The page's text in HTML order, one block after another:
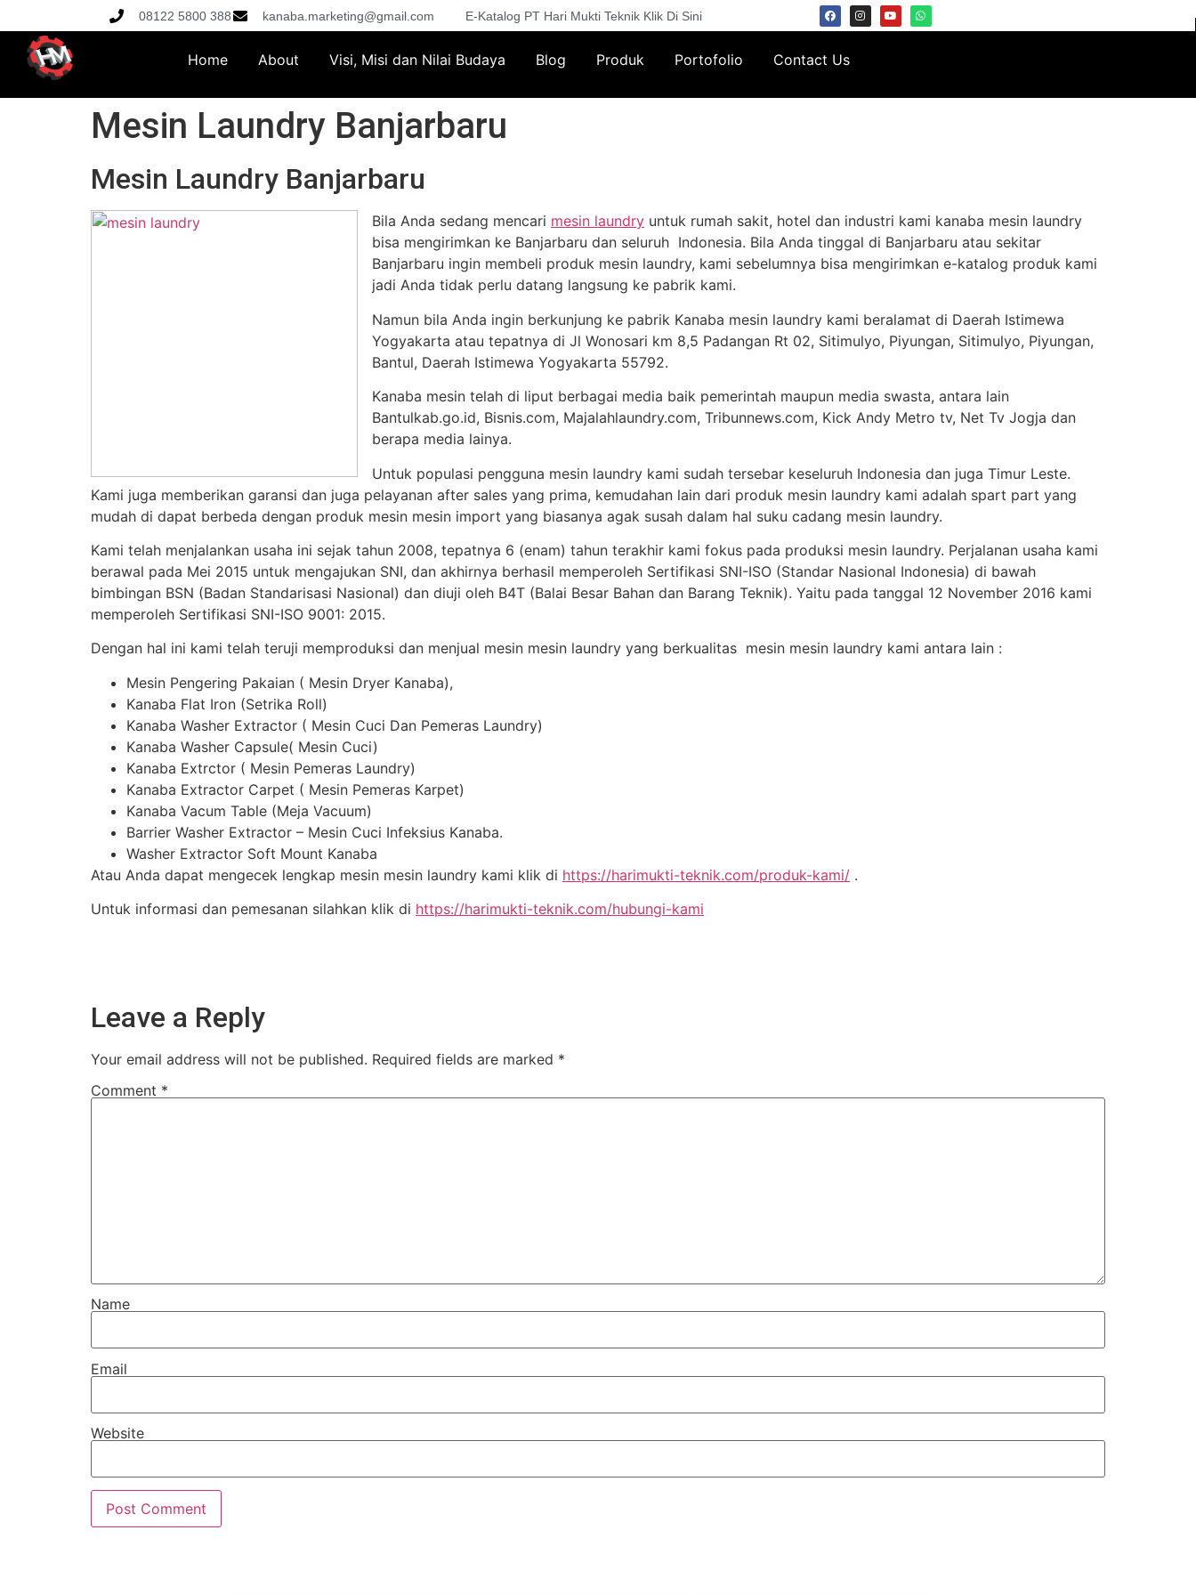
08122 5800 388 kanaba.marketing@gmail.com E-Katalog PT Hari Mukti Teknik Klik Di Sini
Home About Visi, Misi dan Nilai Budaya Blog Produk Portofolio Contact Us
Mesin Laundry Banjarbaru
Mesin Laundry Banjarbaru
Bila Anda sedang mencari mesin laundry untuk rumah sakit, hotel dan industri kami kanaba mesin laundry
bisa mengirimkan ke Banjarbaru dan seluruh Indonesia. Bila Anda tinggal di Banjarbaru atau sekitar
Banjarbaru ingin membeli produk mesin laundry, kami sebelumnya bisa mengirimkan e-katalog produk kami
jadi Anda tidak perlu datang langsung ke pabrik kami.
Namun bila Anda ingin berkunjung ke pabrik Kanaba mesin laundry kami beralamat di Daerah Istimewa
Yogyakarta atau tepatnya di Jl Wonosari km 8,5 Padangan Rt 02, Sitimulyo, Piyungan, Sitimulyo, Piyungan,
Bantul, Daerah Istimewa Yogyakarta 55792.
Kanaba mesin telah di liput berbagai media baik pemerintah maupun media swasta, antara lain
Bantulkab.go.id, Bisnis.com, Majalahlaundry.com, Tribunnews.com, Kick Andy Metro tv, Net Tv Jogja dan
berapa media lainya.
Untuk populasi pengguna mesin laundry kami sudah tersebar keseluruh Indonesia dan juga Timur Leste.
Kami juga memberikan garansi dan juga pelayanan after sales yang prima, kemudahan lain dari produk mesin laundry kami adalah spart part yang
mudah di dapat berbeda dengan produk mesin mesin import yang biasanya agak susah dalam hal suku cadang mesin laundry.
Kami telah menjalankan usaha ini sejak tahun 2008, tepatnya 6 (enam) tahun terakhir kami fokus pada produksi mesin laundry. Perjalanan usaha kami
berawal pada Mei 2015 untuk mengajukan SNI, dan akhirnya berhasil memperoleh Sertifikasi SNI-ISO (Standar Nasional Indonesia) di bawah
bimbingan BSN (Badan Standarisasi Nasional) dan diuji oleh B4T (Balai Besar Bahan dan Barang Teknik). Yaitu pada tanggal 12 November 2016 kami
memperoleh Sertifikasi SNI-ISO 9001: 2015.
Dengan hal ini kami telah teruji memproduksi dan menjual mesin mesin laundry yang berkualitas mesin mesin laundry kami antara lain :
Mesin Pengering Pakaian ( Mesin Dryer Kanaba),
Kanaba Flat Iron (Setrika Roll)
Kanaba Washer Extractor ( Mesin Cuci Dan Pemeras Laundry)
Kanaba Washer Capsule( Mesin Cuci)
Kanaba Extrctor ( Mesin Pemeras Laundry)
Kanaba Extractor Carpet ( Mesin Pemeras Karpet)
Kanaba Vacum Table (Meja Vacuum)
Barrier Washer Extractor – Mesin Cuci Infeksius Kanaba.
Washer Extractor Soft Mount Kanaba
Atau Anda dapat mengecek lengkap mesin mesin laundry kami klik di https://harimukti-teknik.com/produk-kami/ .
Untuk informasi dan pemesanan silahkan klik di https://harimukti-teknik.com/hubungi-kami
Leave a Reply
Your email address will not be published. Required fields are marked *
Comment *
Name
Email
Website